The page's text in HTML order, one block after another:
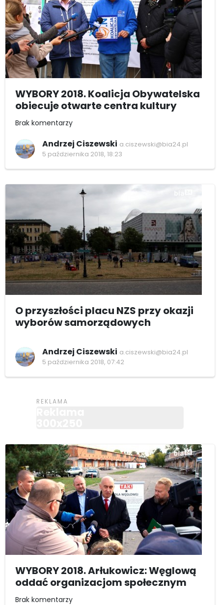
WYBORY 2018. Koalicja Obywatelska
obiecuje otwarte centra kultury
Brak komentarzy
Andrzej Ciszewski a.ciszewski@bia24.pl
5 października 2018, 18:23
O przyszłości placu NZS przy okazji
wyborów samorządowych
Andrzej Ciszewski a.ciszewski@bia24.pl
5 października 2018, 07:42
WYBORY 2018. Arłukowicz: Węglową
oddać organizacjom społecznym
Brak komentarzy